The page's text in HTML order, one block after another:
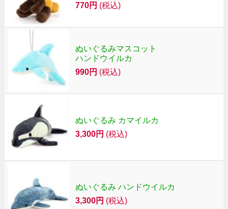
770円 (税込)
ぬいぐるみマスコット
ハンドウイルカ
990円 (税込)
ぬいぐるみ カマイルカ
3,300円 (税込)
ぬいぐるみ ハンドウイルカ
3,300円 (税込)